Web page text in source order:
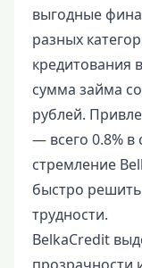
выгодные
разных
кредитования
сумма займа
рублей.
— всего 0.8% в
стремление
быстро
трудности.
BelkaCredit